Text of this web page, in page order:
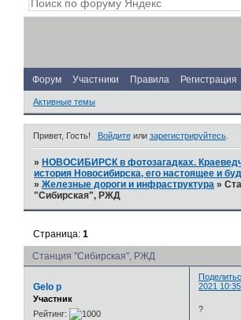
Форум Участники Правила Регистрация
Активные темы
Привет, Гость! Войдитеили зарегистрируйтесь.
» НОВОСИБИРСК в фотозагадках.
история Новосибирска, его настоящее и
»Железные дороги и инфраструктура »
"Сибирская", РЖД
Станция "Сибирская", РЖД
Страница:1
2021
Gelo p
Участник
Рейтинг:
?